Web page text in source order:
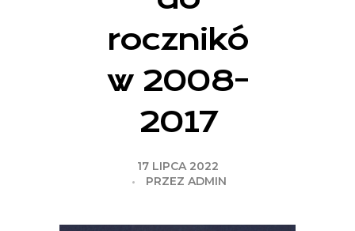
rocznikó
w 2008-
2017
17 LIPCA 2022
PRZEZ ADMIN